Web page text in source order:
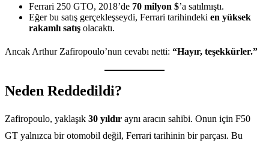
Ferrari 250 GTO, 2018’de 70 milyon $’a satılmıştı.
Eğer bu satış gerçekleşseydi, Ferrari tarihindeki en yüksek
rakamlı satış olacaktı.
Ancak Arthur Zafiropoulo’nun cevabı netti: “Hayır, teşekkürler.”
Neden Reddedildi?
Zafiropoulo, yaklaşık 30 yıldır aynı aracın sahibi. Onun için F50
GT yalnızca bir otomobil değil, Ferrari tarihinin bir parçası. Bu